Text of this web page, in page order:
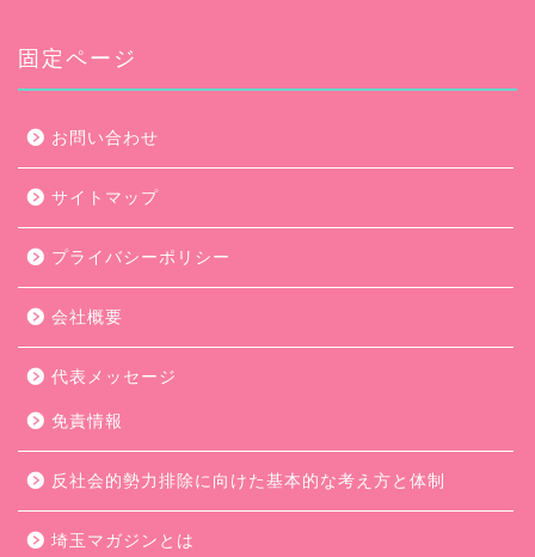
ブ
固定ページ
お問い合わせ
サイトマップ
プライバシーポリシー
会社概要
代表メッセージ
免責情報
反社会的勢力排除に向けた基本的な考え方と体制
埼玉マガジンとは